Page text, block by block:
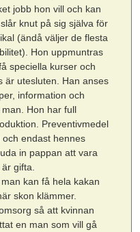
jobb hon vill och kan
knut på sig själva för
(ändå väljer de flesta
Hon uppmuntras
speciella kurser och
är utesluten. Han anses
information och
Hon har full
Preventivmedel
endast hennes
in pappan att vara
gifta.
kan få hela kakan
skon klämmer.
så att kvinnan
en man som vill gå